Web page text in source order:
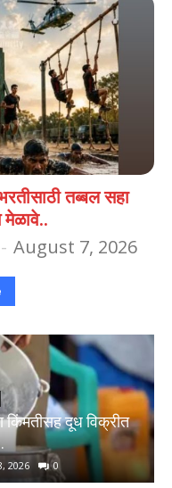
तब्बल सहा
मेळावे..
- August 7, 2026
किंमतीसह दूध विक्रीत
2026 0